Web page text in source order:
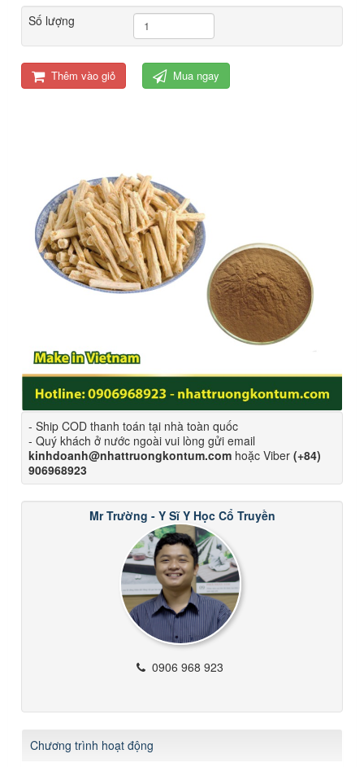
Số lượng
Thêm vào giỏ Mua ngay
- Ship COD thanh toán tại nhà toàn quốc
- Quý khách ở nước ngoài vui lòng gửi email
kinhdoanh@nhattruongkontum.com hoặc Viber (+84)
906968923
Mr Trường - Y Sĩ Y Học Cổ Truyền
0906 968 923
Chương trình hoạt động